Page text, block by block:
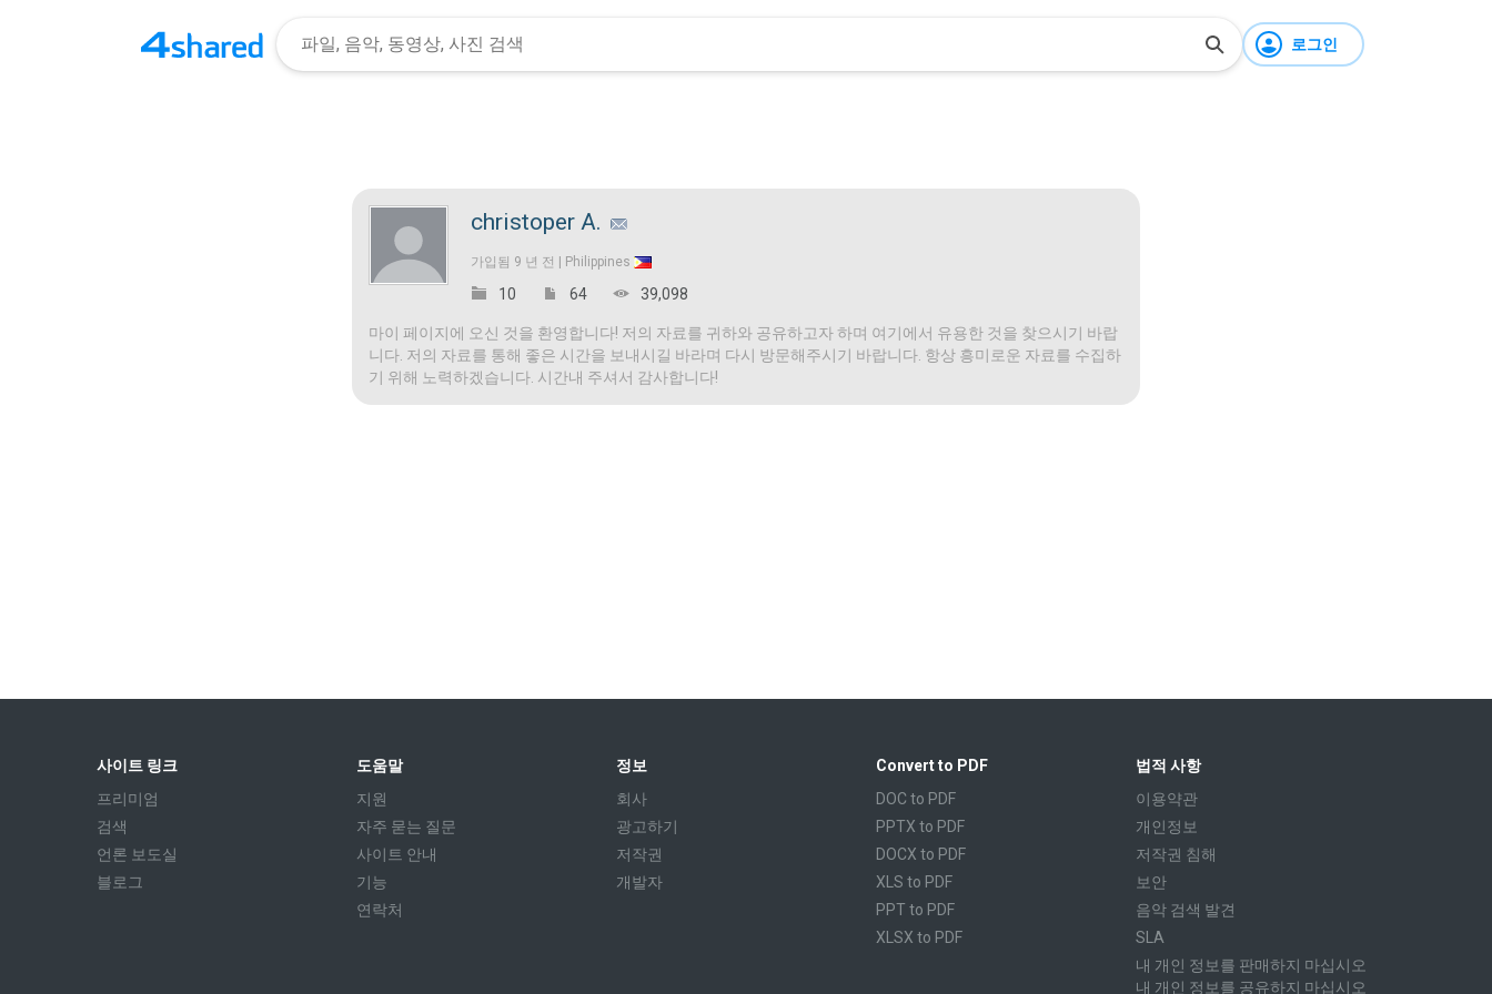
로그인
christoper A.
가입됨 9 년 전 | Philippines
10 64 39,098
마이 페이지에 오신 것을 환영합니다! 저의 자료를 귀하와 공유하고자 하며 여기에서 유용한 것을 찾으시기 바랍
니다. 저의 자료를 통해 좋은 시간을 보내시길 바라며 다시 방문해주시기 바랍니다. 항상 흥미로운 자료를 수집하
기 위해 노력하겠습니다. 시간내 주셔서 감사합니다!
사이트 링크
프리미엄
검색
언론 보도실
블로그
도움말
지원
자주 묻는 질문
사이트 안내
기능
연락처
정보
회사
광고하기
저작권
개발자
Convert to PDF
DOC to PDF
PPTX to PDF
DOCX to PDF
XLS to PDF
PPT to PDF
XLSX to PDF
법적 사항
이용약관
개인정보
저작권 침해
보안
음악 검색 발견
SLA
내 개인 정보를 판매하지 마십시오
내 개인 정보를 공유하지 마십시오